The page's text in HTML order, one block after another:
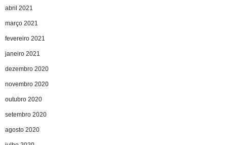
abril 2021
março 2021
fevereiro 2021
janeiro 2021
dezembro 2020
novembro 2020
outubro 2020
setembro 2020
agosto 2020